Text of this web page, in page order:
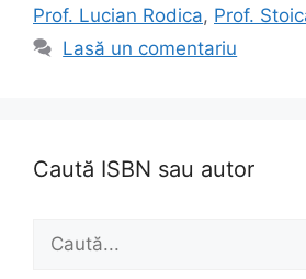
Prof. Lucian Rodica, Prof.
Lasă un comentariu
Caută ISBN sau autor
după: